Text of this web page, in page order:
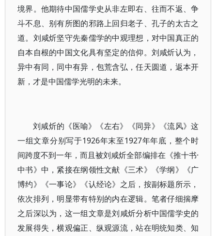
境界。他期待中国儒学史从非左即右、往而不返、争
斗不息、别有所图的邪路上回归老子、孔子的太古之
道。刘咸炘坚守先秦儒学的中观理想，对中国真正的
自本自根的中国文化具有坚定的信仰。刘咸炘认为，
异中有同，同中有异，包荒含弘，任天圆道，返本开
新，才是中国儒学光明的未来。
刘咸炘的《医喻》《左右》《同异》《流风》这
一组文章分别写于1926年末至1927年年底，整个时
间跨度不到一年，而且被刘咸炘全部编排在《推十书·
中书》中，紧接在纲领性文献《三术》《学纲》《广
博约》《一事论》《认经论》之后，按副标题所示，
依次排列，明显带有特别的内在逻辑。笔者仔细揣摩
之后深以为，这一组文章是刘咸炘分析中国儒学史的
发展得失，横观偏正、纵观源流，站在明统知类、知